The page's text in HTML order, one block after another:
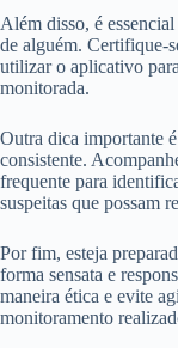
Além disso, é
de alguém. Certifique-
utilizar o aplicativo
monitorada.
Outra dica importante
consistente.
frequente para
suspeitas que possam
Por fim, esteja
forma sensata e
maneira ética e evite
monitoramento